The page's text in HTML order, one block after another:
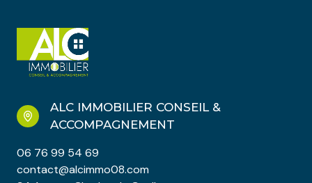
ALC IMMOBILIER CONSEIL &
ACCOMPAGNEMENT
06 76 99 54 69
contact@alcimmo08.com